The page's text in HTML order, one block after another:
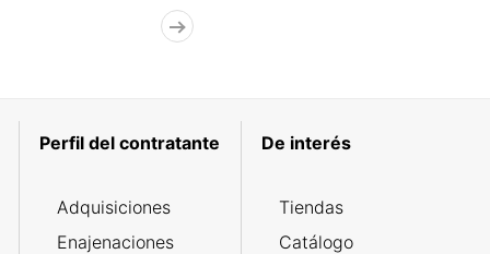
Perfil del contratante
Adquisiciones
Enajenaciones
De interés
Tiendas
Catálogo